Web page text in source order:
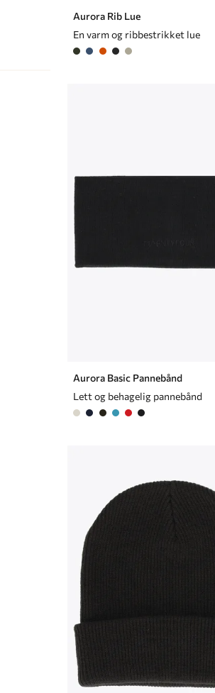
Aurora Rib Lue
En varm og ribbestrikket lue
Aurora Basic Pannebånd
Lett og behagelig pannebånd